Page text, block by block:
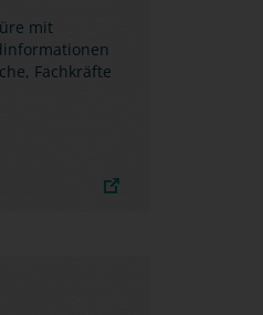
mit
Fachkräfte
Amadeu
zur